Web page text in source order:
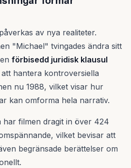
av nya realiteter.
"Michael" tvingades ändra sitt
förbisedd juridisk klausul
hantera kontroversiella
nu 1988, vilket visar hur
kan omforma hela narrativ.
filmen dragit in över 424
vilket bevisar att
begränsade berättelser om